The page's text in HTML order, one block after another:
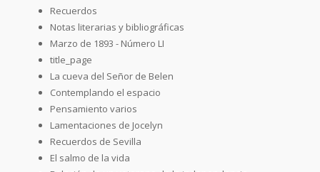
Recuerdos
Notas literarias y bibliográficas
Marzo de 1893 - Número LI
title_page
La cueva del Señor de Belen
Contemplando el espacio
Pensamiento varios
Lamentaciones de Jocelyn
Recuerdos de Sevilla
El salmo de la vida